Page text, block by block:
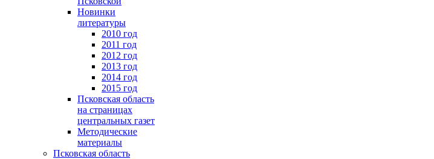
Новинки
литературы
2010 год
2011 год
2012 год
2013 год
2014 год
2015 год
Псковская область
на страницах
центральных газет
Методические
материалы
Псковская область